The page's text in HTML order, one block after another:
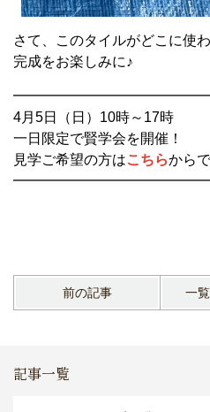
さて、このタイルがどこに使
完成をお楽しみに♪
4月5日（日）10時～17時
一日限定で賢学会を開催！
見学ご希望の方はこちらから
前の記事 一覧
記事一覧